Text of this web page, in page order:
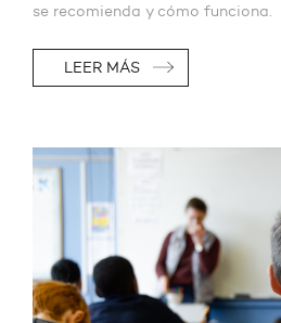
se recomienda y cómo funciona.
LEER MÁS